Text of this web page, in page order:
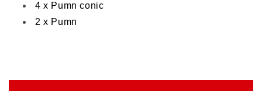
4 x Pumn conic
2 x Pumn